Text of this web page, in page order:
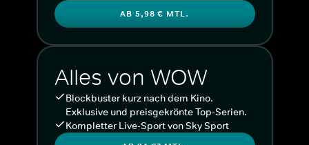
AB 5,98 € MTL.
Alles von WOW
Blockbuster kurz nach dem Kino.
Exklusive und preisgekrönte Top-Serien.
Kompletter Live-Sport von Sky Sport